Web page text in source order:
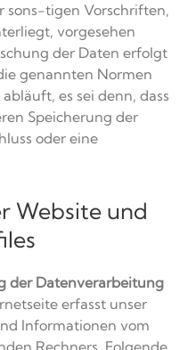
sons-tigen Vorschriften,
vorgesehen
der Daten erfolgt
genannten Normen
es sei denn, dass
Speicherung der
oder eine
Website und
der Datenverarbeitung
erfasst unser
Informationen vom
Rechners. Folgende